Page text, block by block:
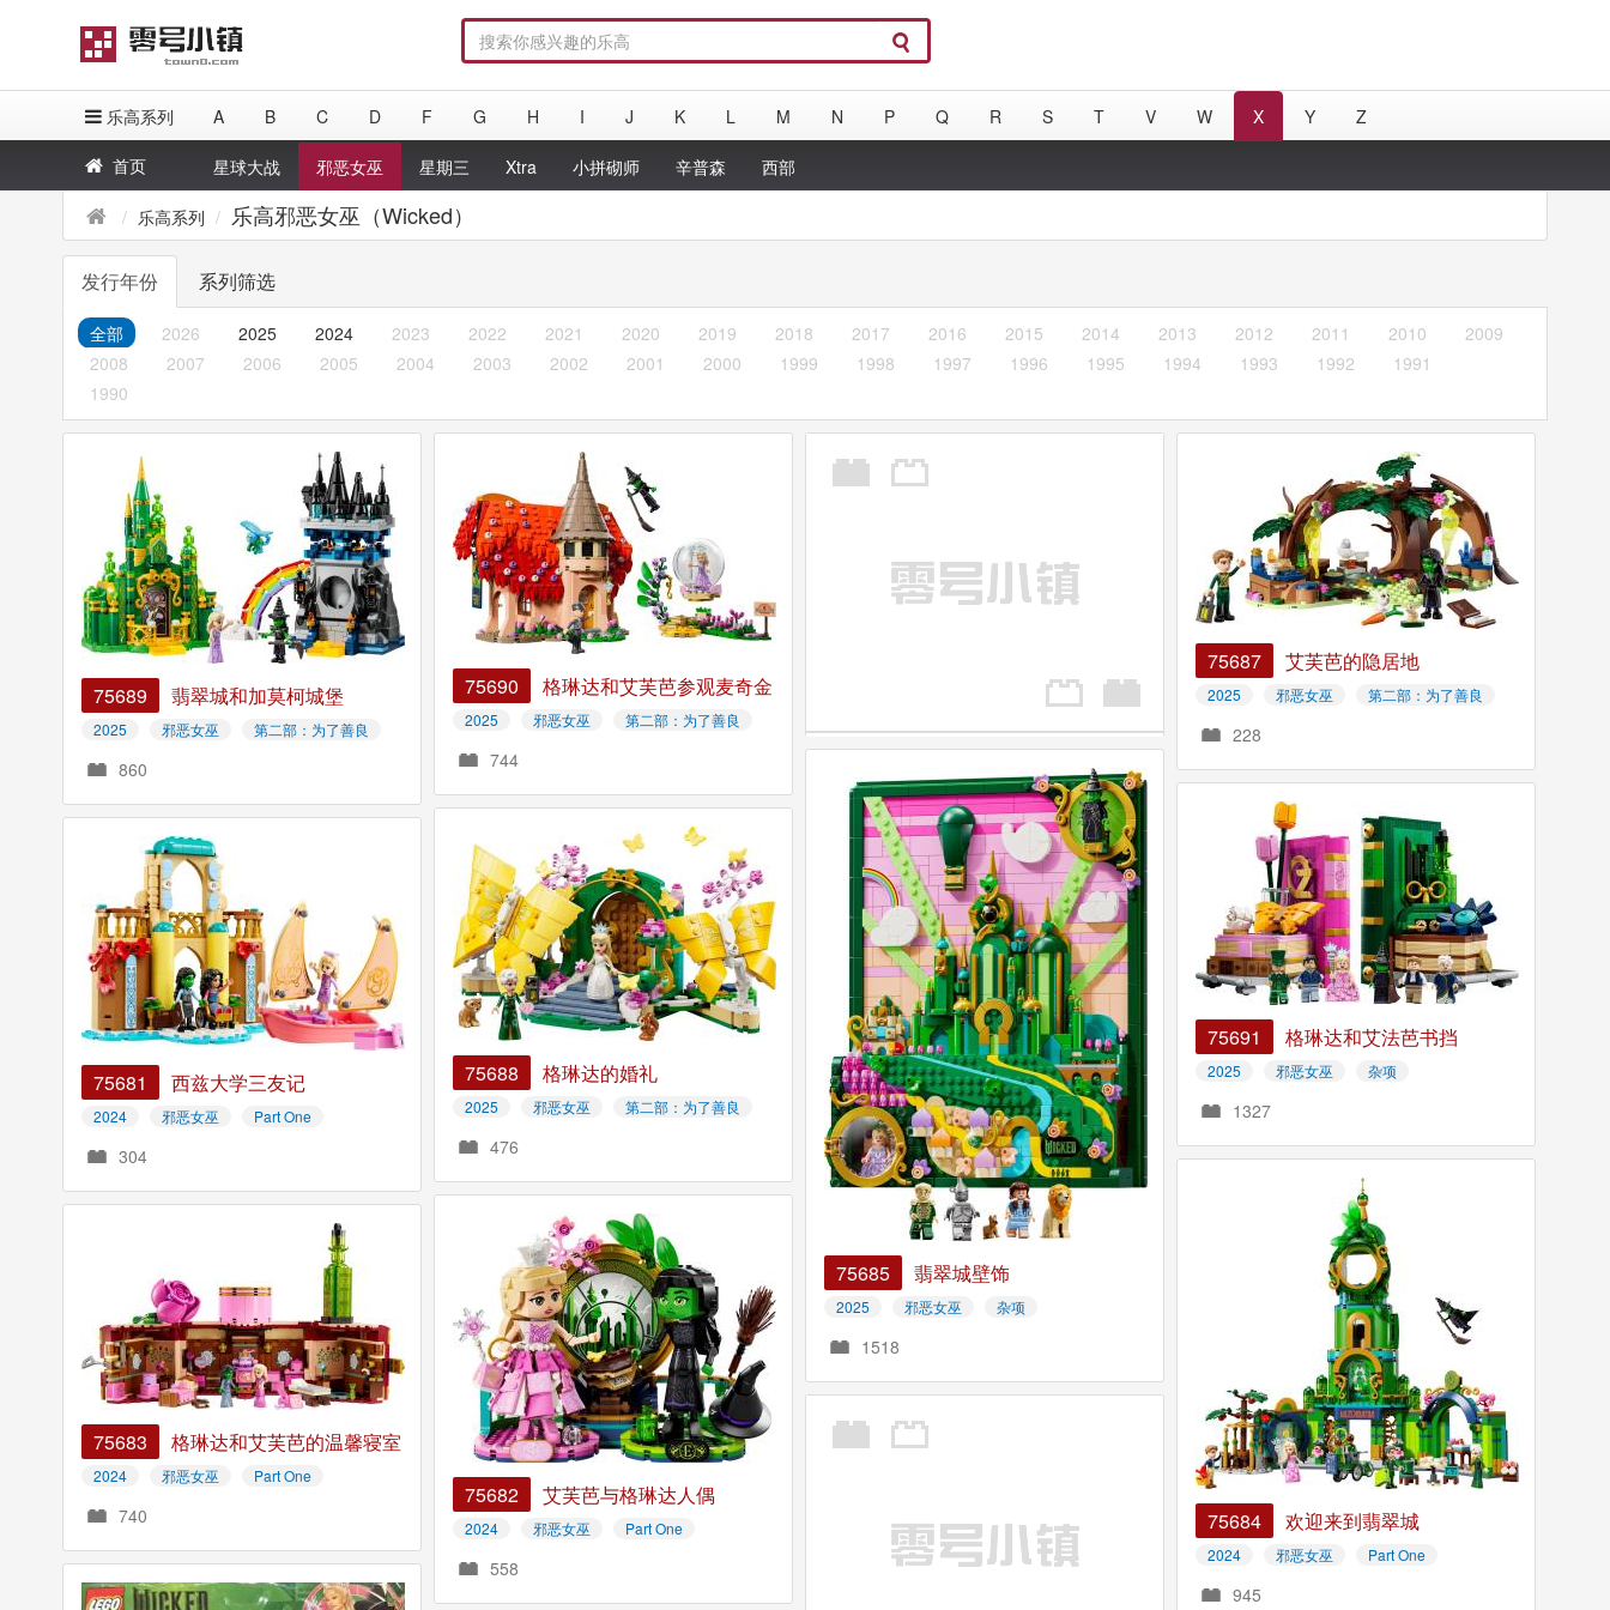
乐高系列 A B C D F G H I J K L M N P Q R S T V W X Y Z
首页 星球大战 邪恶女巫 星期三 Xtra 小拼砌师 辛普森 西部
乐高系列 乐高邪恶女巫（Wicked）
发行年份 系列筛选
全部 2026 2025 2024 2023 2022 2021 2020 2019 2018 2017 2016 2015 2014 2013 2012 2011 2010
2009
2008
2007 2006 2005 2004 2003 2002 2001 2000 1999 1998 1997 1996 1995 1994 1993 1992
1991
1990
75689 翡翠城和加莫柯城堡
2025 邪恶女巫 第二部：为了善良
860
75690 格琳达和艾芙芭参观麦奇金
2025 邪恶女巫 第二部：为了善良
744
75687 艾芙芭的隐居地
2025 邪恶女巫 第二部：为了善良
228
75685 翡翠城壁饰
2025 邪恶女巫 杂项
1518
75691 格琳达和艾法芭书挡
2025 邪恶女巫 杂项
1327
75688 格琳达的婚礼
2025 邪恶女巫 第二部：为了善良
476
75681 西兹大学三友记
2024 邪恶女巫 Part One
304
75684 欢迎来到翡翠城
2024 邪恶女巫 Part One
945
75682 艾芙芭与格琳达人偶
2024 邪恶女巫 Part One
558
75683 格琳达和艾芙芭的温馨寝室
2024 邪恶女巫 Part One
740